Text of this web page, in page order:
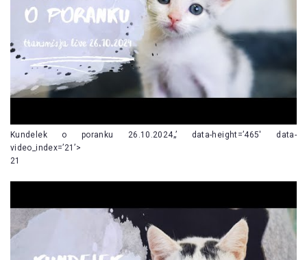
Kundelek o poranku 26.10.2024„’ data-height=’465′ data-
video_index=’21’>
21